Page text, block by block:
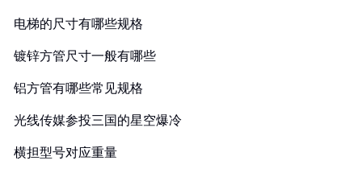
电梯的尺寸有哪些规格
镀锌方管尺寸一般有哪些
铝方管有哪些常见规格
光线传媒参投三国的星空爆冷
横担型号对应重量